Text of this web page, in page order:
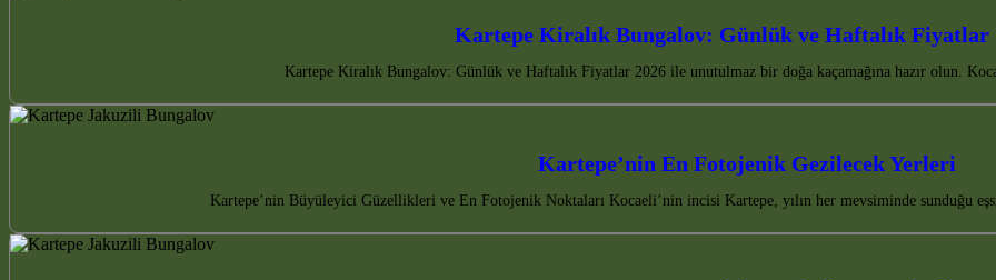
Kartepe Kiralık Bungalov: Günlük ve Haftalık Fiyatlar
Kartepe Kiralık Bungalov: Günlük ve Haftalık Fiyatlar 2026 ile unutulmaz bir doğa kaçamağına hazır olun.
Kartepe’nin En Fotojenik Gezilecek Yerleri
Kartepe’nin Büyüleyici Güzellikleri ve En Fotojenik Noktaları Kocaeli’nin incisi Kartepe, yılın her mevsiminde sunduğu